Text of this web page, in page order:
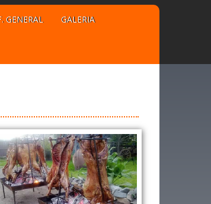
GENERAL GALERIA